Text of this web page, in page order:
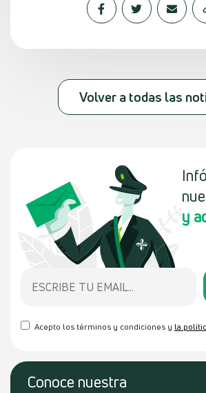
Volver a todas las
y
Acepto los términos y condiciones y la
Conoce nuestra